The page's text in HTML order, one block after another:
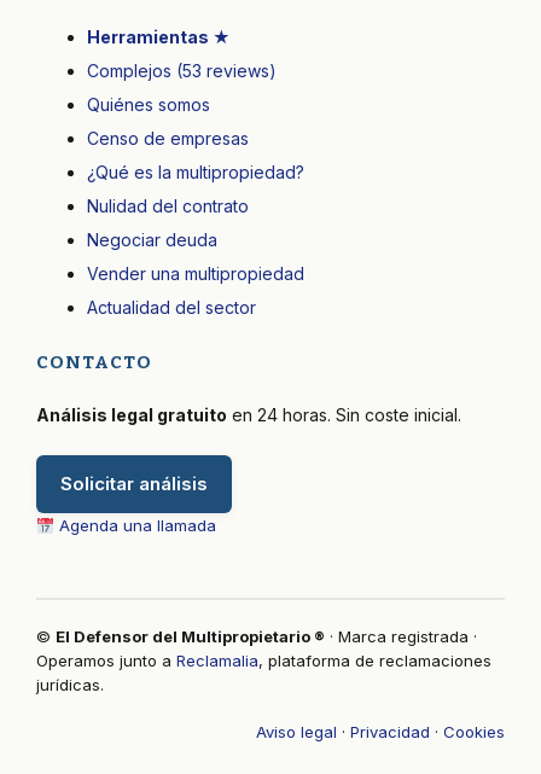
Herramientas ★
Complejos (53 reviews)
Quiénes somos
Censo de empresas
¿Qué es la multipropiedad?
Nulidad del contrato
Negociar deuda
Vender una multipropiedad
Actualidad del sector
CONTACTO
Análisis legal gratuito en 24 horas. Sin coste inicial.
Solicitar análisis
Agenda una llamada
© El Defensor del Multipropietario ® · Marca registrada ·
Operamos junto a Reclamalia, plataforma de reclamaciones
jurídicas.
Aviso legal · Privacidad · Cookies